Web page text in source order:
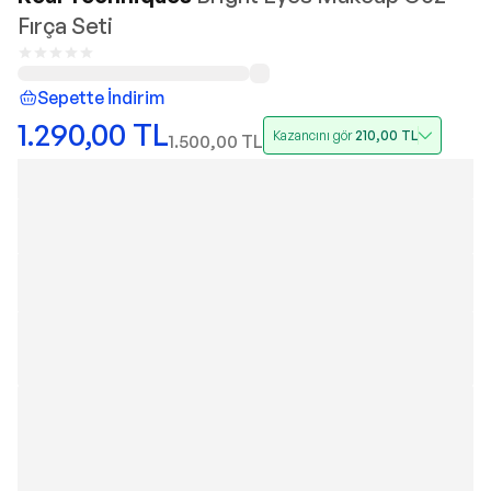
Fırça Seti
Sepette İndirim
1.290,00 TL1.500,00 TL Kazancını gör210,00 TL